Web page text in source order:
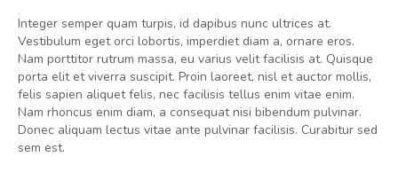
Integer semper quam turpis, id dapibus nunc ultrices at.
Vestibulum eget orci lobortis, imperdiet diam a, ornare eros.
Nam porttitor rutrum massa, eu varius velit facilisis at. Quisque
porta elit et viverra suscipit. Proin laoreet, nisl et auctor mollis,
felis sapien aliquet felis, nec facilisis tellus enim vitae enim.
Nam rhoncus enim diam, a consequat nisi bibendum pulvinar.
Donec aliquam lectus vitae ante pulvinar facilisis. Curabitur sed
sem est.